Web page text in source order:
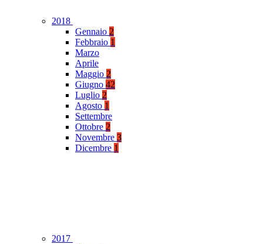
2018
Gennaio 2
Febbraio 1
Marzo
Aprile
Maggio 2
Giugno 42
Luglio 2
Agosto 1
Settembre
Ottobre 2
Novembre 3
Dicembre 1
2017